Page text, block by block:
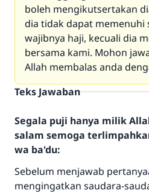
boleh mengikutsertakan
dia tidak dapat memenuhi
wajibnya haji, kecuali dia
bersama kami. Mohon
Allah membalas anda
Teks Jawaban
Segala puji hanya milik
salam semoga
wa ba'du:
Sebelum menjawab
mengingatkan saudara-